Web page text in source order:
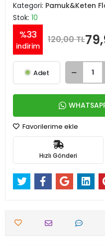
Kategori: Pamuk&Keten
Stok: 10
%33
indirim
120,00 TL
Adet
Favorilerime ekle
Hızlı Gönderi